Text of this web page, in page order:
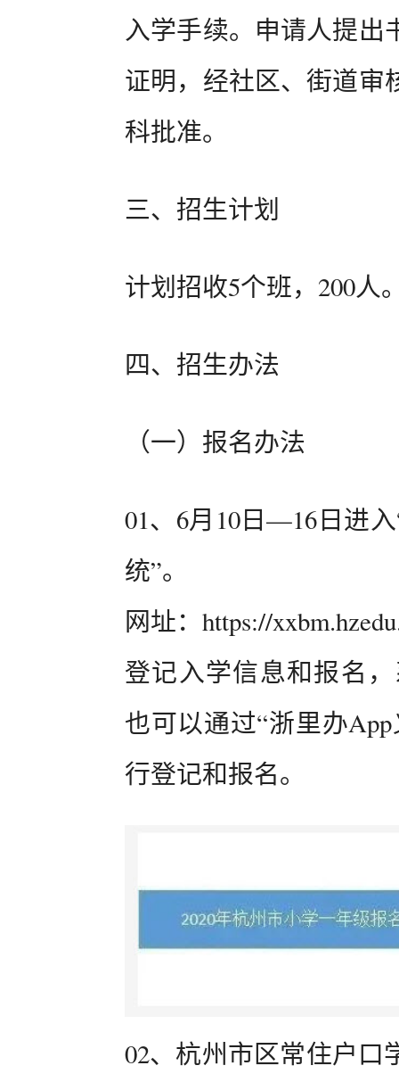
入学手续。申请人提出
证明，经社区、街道审
科批准。
三、招生计划
计划招收5个班，200人
四、招生办法
（一）报名办法
01、6月10日—16日进
统”。
网址：https://
登记入学信息和报名
也可以通过“浙里办
行登记和报名。
02、杭州市区常住户口